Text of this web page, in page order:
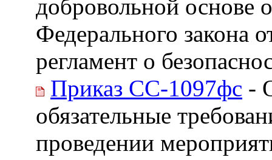
добровольной основе
Федерального закона
регламент о
Приказ СС-1097фс -
обязательные
проведении